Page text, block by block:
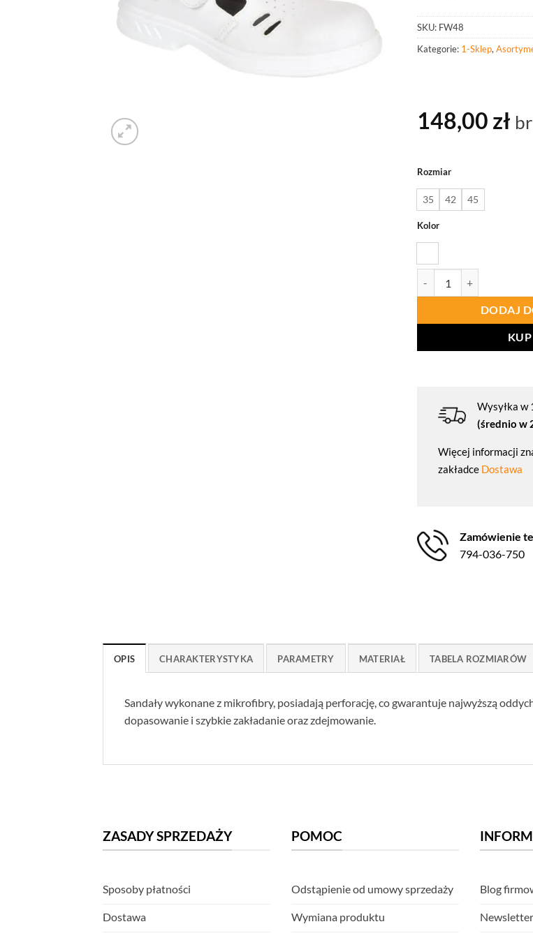
SKU: FW48
Kategorie: 1-Sklep,
148,00 zł
Rozmiar
35 42 45
Kolor
DODAJ
Wysyłka w
(średnio w
Więcej informacji
zakładce Dostawa
Zamówienie
794-036-750
OPIS CHARAKTERYSTYKA PARAMETRY MATERIAŁ TABELA ROZMIARÓW
Sandały wykonane z mikrofibry, posiadają perforację, co gwarantuje najwyższą
dopasowanie i szybkie zakładanie oraz zdejmowanie.
ZASADY SPRZEDAŻY
Sposoby płatności
Dostawa
POMOC
Odstąpienie od umowy sprzedaży
Wymiana produktu
Blog